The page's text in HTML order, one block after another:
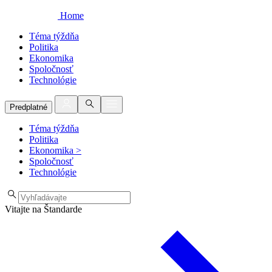
Home
Téma týždňa
Politika
Ekonomika
Spoločnosť
Technológie
Predplatné
Téma týždňa
Politika
Ekonomika >
Spoločnosť
Technológie
Vitajte na Štandarde